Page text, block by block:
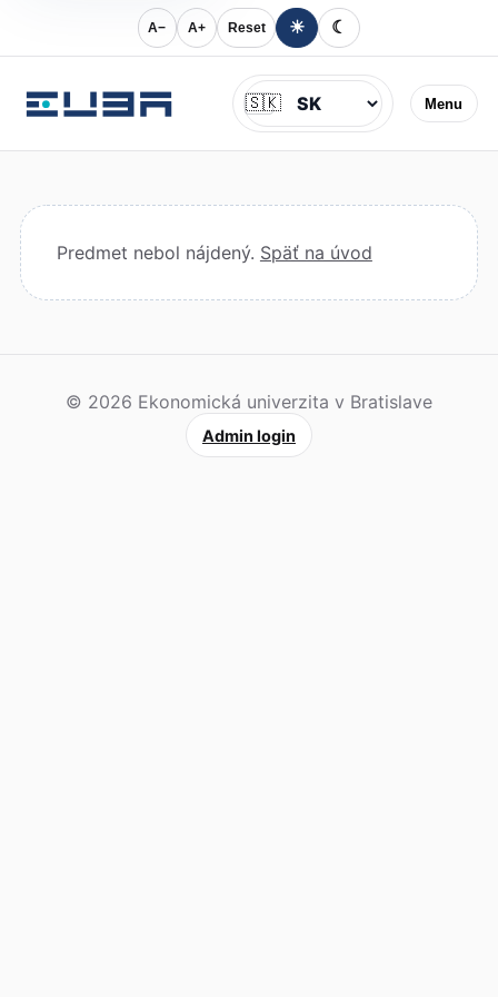
A− A+ Reset ☀ ☾
Menu
Jazyk
🇸🇰
Predmet nebol nájdený. Späť na úvod
© 2026 Ekonomická univerzita v Bratislave
Admin login